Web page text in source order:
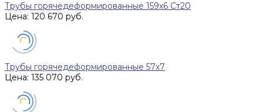
Трубы горячедеформированные 159x6 Ст20
Цена: 120 670 руб.
Трубы горячедеформированные 57х7
Цена: 135 070 руб.